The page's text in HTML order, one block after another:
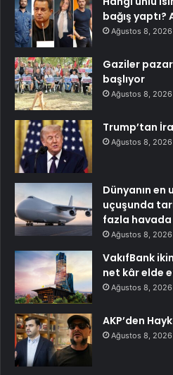
bağış yaptı?
Ağustos 8, 2026
Gaziler
başlıyor
Ağustos 8, 2026
Trump’tan
Ağustos 8, 2026
Dünyanın en
uçuşunda
fazla havada
Ağustos 8, 2026
VakıfBank
net kâr elde
Ağustos 8, 2026
AKP’den
Ağustos 8, 2026